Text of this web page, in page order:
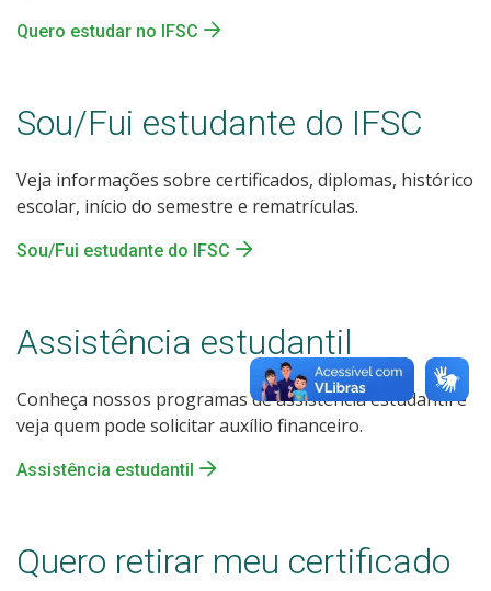
Quero estudar no IFSC
Sou/Fui estudante do IFSC
Veja informações sobre certificados, diplomas, histórico
escolar, início do semestre e rematrículas.
Sou/Fui estudante do IFSC
Assistência estudantil
Conheça nossos programas de assistência estudantil e
veja quem pode solicitar auxílio financeiro.
Assistência estudantil
Quero retirar meu certificado